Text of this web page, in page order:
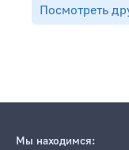
Посмотреть
Мы находимся: